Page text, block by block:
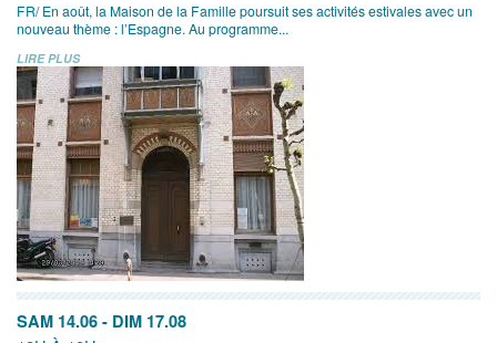
FR/ En août, la Maison de la Famille poursuit ses activités estivales avec un
nouveau thème : l’Espagne. Au programme...
LIRE PLUS
SAM 14.06 - DIM 17.08